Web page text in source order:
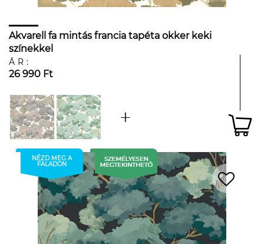
Akvarell fa mintás francia tapéta okker keki
színekkel
ÁR:
26 990 Ft
NÉZD MEG A
FALADON